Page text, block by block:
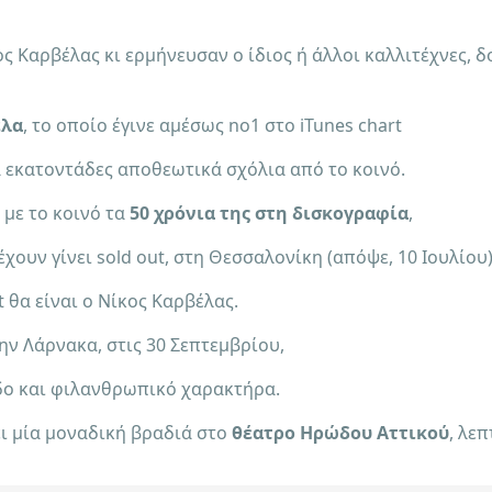
Καρβέλας κι ερμήνευσαν ο ίδιος ή άλλοι
, το οποίο έγινε αμέσως no1 στο iTunes chart
αποθεωτικά σχόλια από το κοινό.
το κοινό τα50 χρόνια της στη δισκογραφία,
γίνει sold out, στη Θεσσαλονίκη (απόψε, 10 Ιουλίου)
είναι ο Νίκος Καρβέλας.
Λάρνακα, στις 30 Σεπτεμβρίου,
και φιλανθρωπικό χαρακτήρα.
μία μοναδική βραδιά στο θέατρο Ηρώδου Αττικού,